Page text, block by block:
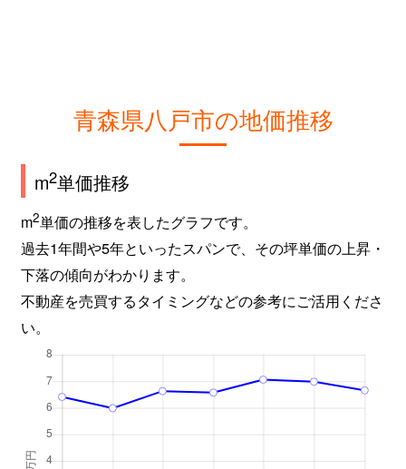
青森県八戸市の地価推移
m2単価推移
m2単価の推移を表したグラフです。
過去1年間や5年といったスパンで、その坪単価の上昇・
下落の傾向がわかります。
不動産を売買するタイミングなどの参考にご活用くださ
い。